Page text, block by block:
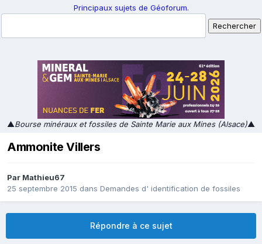
Principaux sujets de Géoforum.
▲Bourse minéraux et fossiles de Sainte Marie aux Mines (Alsace)▲
Ammonite Villers
Par Mathieu67
25 septembre 2015 dans Demandes d' identification de fossiles
Répondre à ce sujet